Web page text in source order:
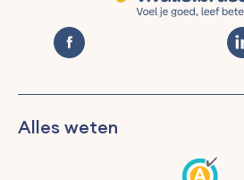
Alles weten